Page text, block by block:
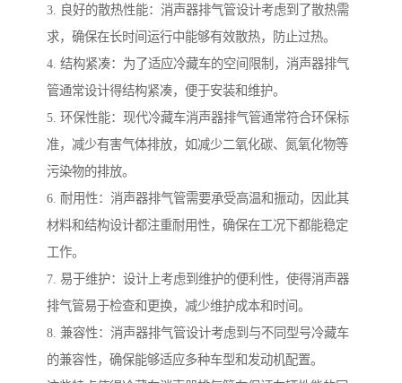
3. 良好的散热性能：消声器排气管设计考虑到了散热需
求，确保在长时间运行中能够有效散热，防止过热。
4. 结构紧凑：为了适应冷藏车的空间限制，消声器排气
管通常设计得结构紧凑，便于安装和维护。
5. 环保性能：现代冷藏车消声器排气管通常符合环保标
准，减少有害气体排放，如减少二氧化碳、氮氧化物等
污染物的排放。
6. 耐用性：消声器排气管需要承受高温和振动，因此其
材料和结构设计都注重耐用性，确保在工况下都能稳定
工作。
7. 易于维护：设计上考虑到维护的便利性，使得消声器
排气管易于检查和更换，减少维护成本和时间。
8. 兼容性：消声器排气管设计考虑到与不同型号冷藏车
的兼容性，确保能够适应多种车型和发动机配置。